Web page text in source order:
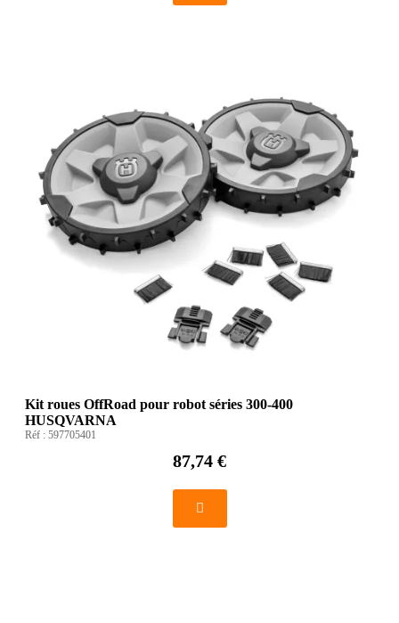
Kit roues OffRoad pour robot séries 300-400
HUSQVARNA
Réf : 597705401
87,74 €